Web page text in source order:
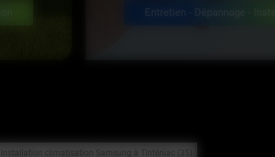
Entretien - Dépannage -
Installation climatisation Samsung à Tinténiac (35)